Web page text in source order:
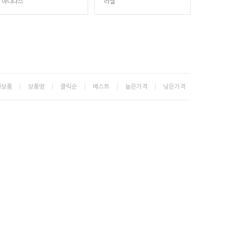
아디다스 러셀
상품 상품명 클릭순 베스트 높은가격 낮은가격